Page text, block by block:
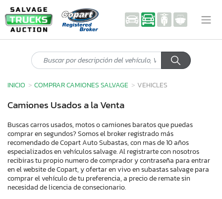
INICIO COMPRAR CAMIONES SALVAGE VEHICLES
Camiones Usados a la Venta
Buscas carros usados, motos o camiones baratos que puedas
comprar en segundos? Somos el broker registrado más
recomendado de Copart Auto Subastas, con mas de 10 años
especializados en vehículos salvage. Al registrarte con nosotros
recibiras tu propio numero de comprador y contraseña para entrar
en el website de Copart, y ofertar en vivo en subastas salvage para
comprar el vehículo de tu preferencia, a precio de remate sin
necesidad de licencia de consecionario.